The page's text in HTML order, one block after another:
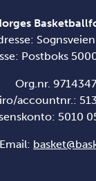
Postboks
Org.nr.
accountnr.:
5010
Email: